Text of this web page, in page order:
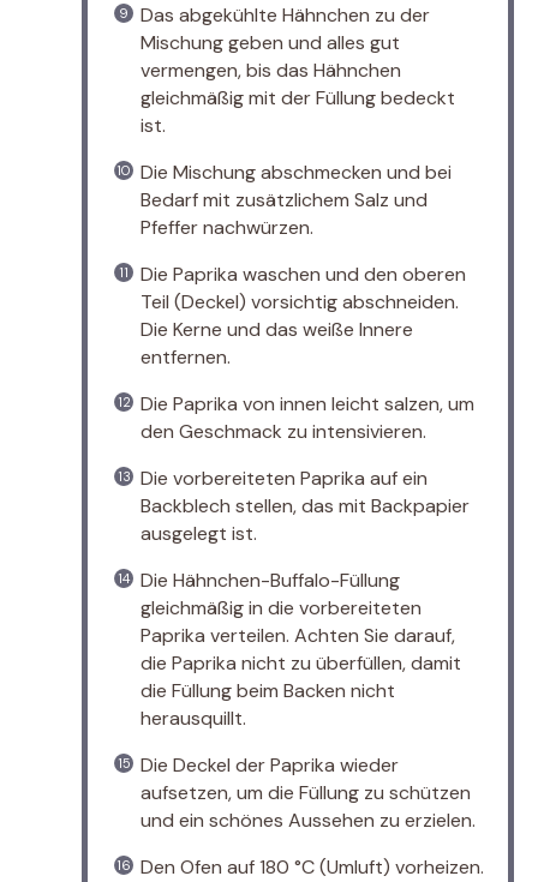
Das abgekühlte Hähnchen zu der
Mischung geben und alles gut
vermengen, bis das Hähnchen
gleichmäßig mit der Füllung bedeckt
ist.
Die Mischung abschmecken und bei
Bedarf mit zusätzlichem Salz und
Pfeffer nachwürzen.
Die Paprika waschen und den oberen
Teil (Deckel) vorsichtig abschneiden.
Die Kerne und das weiße Innere
entfernen.
Die Paprika von innen leicht salzen, um
den Geschmack zu intensivieren.
Die vorbereiteten Paprika auf ein
Backblech stellen, das mit Backpapier
ausgelegt ist.
Die Hähnchen-Buffalo-Füllung
gleichmäßig in die vorbereiteten
Paprika verteilen. Achten Sie darauf,
die Paprika nicht zu überfüllen, damit
die Füllung beim Backen nicht
herausquillt.
Die Deckel der Paprika wieder
aufsetzen, um die Füllung zu schützen
und ein schönes Aussehen zu erzielen.
Den Ofen auf 180 °C (Umluft) vorheizen.